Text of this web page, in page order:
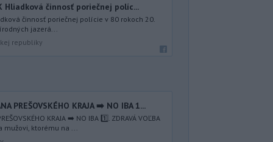
Hliadková činnosť poriečnej políc...
činnosť poriečnej polície v 80 rokoch 20.
jazerá...
republiky
PREŠOVSKÉHO KRAJA ➡️ NO IBA 1️...
KRAJA ➡️ NO IBA 1️⃣. ZDRAVÁ VOĽBA
mužovi, ktorému na ...